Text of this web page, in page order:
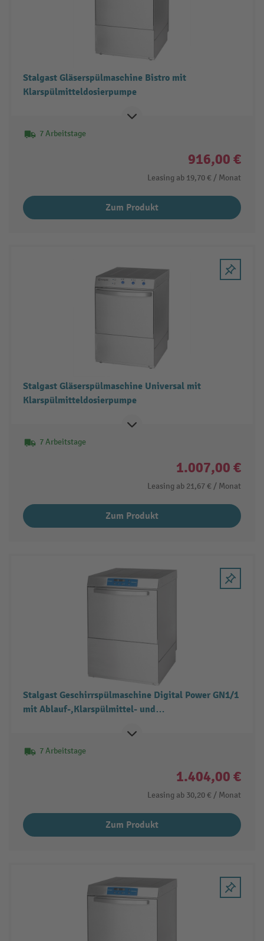
Stalgast Gläserspülmaschine Bistro mit
Klarspülmitteldosierpumpe
7 Arbeitstage
916,00 €
Leasing ab 19,70 € / Monat
Zum Produkt
Stalgast Gläserspülmaschine Universal mit
Klarspülmitteldosierpumpe
7 Arbeitstage
1.007,00 €
Leasing ab 21,67 € / Monat
Zum Produkt
Stalgast Geschirrspülmaschine Digital Power GN1/1
mit Ablauf-,Klarspülmittel- und
7 Arbeitstage
1.404,00 €
Leasing ab 30,20 € / Monat
Zum Produkt